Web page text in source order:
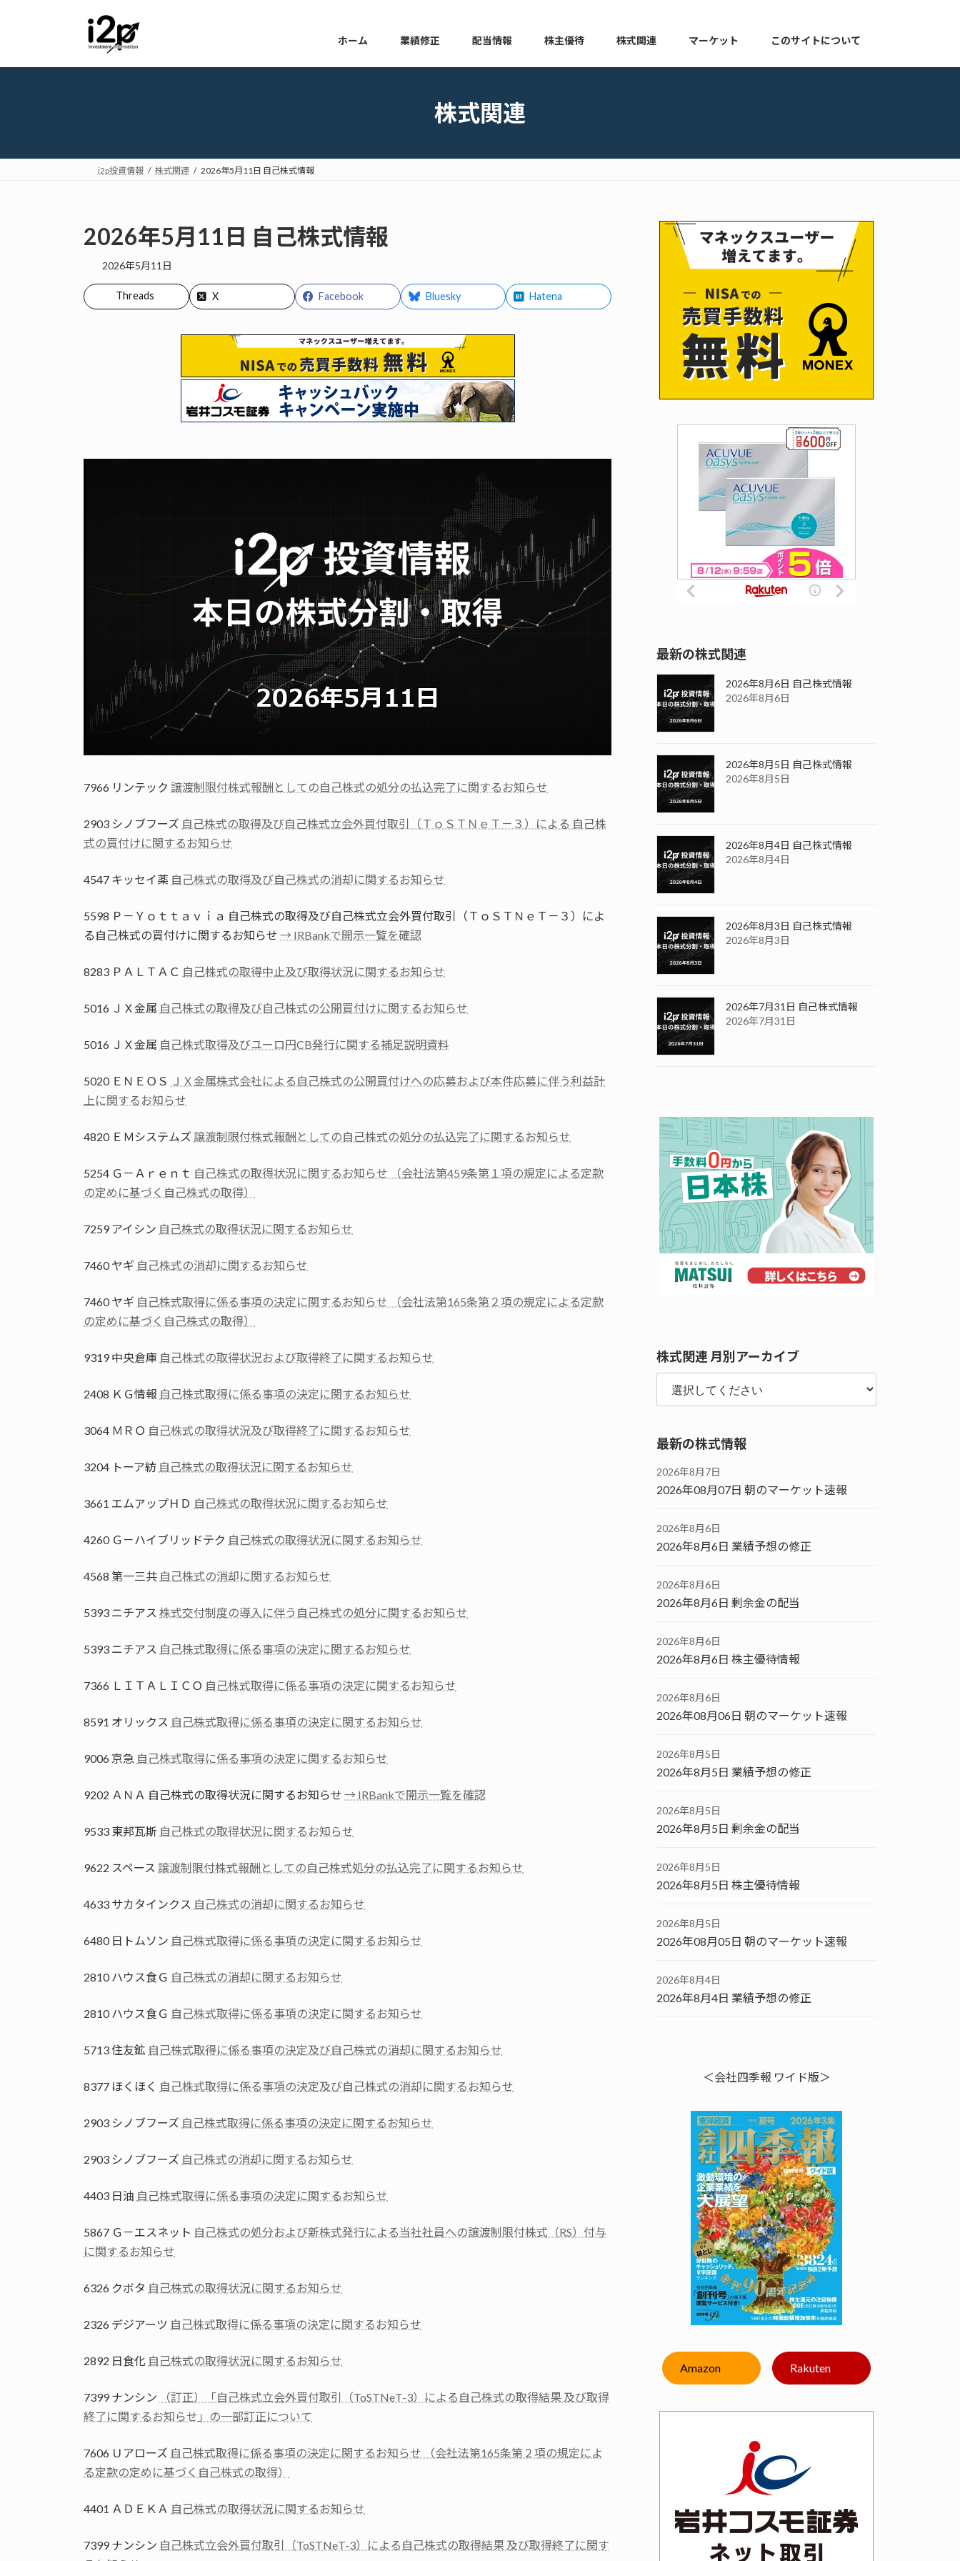
プ
動
ホーム 業績修正 配当情報 株主優待 株式関連 マーケット このサイトについて
株式関連
i2p投資情報 株式関連 2026年5月11日 自己株式情報
2026年5月11日 自己株式情報
2026年5月11日
Facebook
X Bluesky
Threads Hatena
7966 リンテック 譲渡制限付株式報酬としての自己株式の処分の払込完了に関するお知らせ
2903 シノブフーズ 自己株式の取得及び自己株式立会外買付取引（ＴｏＳＴＮｅＴ－３）による 自己株
式の買付けに関するお知らせ
4547 キッセイ薬 自己株式の取得及び自己株式の消却に関するお知らせ
5598 Ｐ－Ｙｏｔｔａｖｉａ 自己株式の取得及び自己株式立会外買付取引（ＴｏＳＴＮｅＴ－３）によ
る自己株式の買付けに関するお知らせ → IRBankで開示一覧を確認
8283 ＰＡＬＴＡＣ 自己株式の取得中止及び取得状況に関するお知らせ
5016 ＪＸ金属 自己株式の取得及び自己株式の公開買付けに関するお知らせ
5016 ＪＸ金属 自己株式取得及びユーロ円CB発行に関する補足説明資料
5020 ＥＮＥＯＳ ＪＸ金属株式会社による自己株式の公開買付けへの応募および本件応募に伴う利益計
上に関するお知らせ
4820 ＥＭシステムズ 譲渡制限付株式報酬としての自己株式の処分の払込完了に関するお知らせ
5254 Ｇ－Ａｒｅｎｔ 自己株式の取得状況に関するお知らせ （会社法第459条第１項の規定による定款
の定めに基づく自己株式の取得）
7259 アイシン 自己株式の取得状況に関するお知らせ
7460 ヤギ 自己株式の消却に関するお知らせ
7460 ヤギ 自己株式取得に係る事項の決定に関するお知らせ （会社法第165条第２項の規定による定款
の定めに基づく自己株式の取得）
9319 中央倉庫 自己株式の取得状況および取得終了に関するお知らせ
2408 ＫＧ情報 自己株式取得に係る事項の決定に関するお知らせ
3064 ＭＲＯ 自己株式の取得状況及び取得終了に関するお知らせ
3204 トーア紡 自己株式の取得状況に関するお知らせ
3661 エムアップＨＤ 自己株式の取得状況に関するお知らせ
4260 Ｇ－ハイブリッドテク 自己株式の取得状況に関するお知らせ
4568 第一三共 自己株式の消却に関するお知らせ
5393 ニチアス 株式交付制度の導入に伴う自己株式の処分に関するお知らせ
5393 ニチアス 自己株式取得に係る事項の決定に関するお知らせ
7366 ＬＩＴＡＬＩＣＯ 自己株式取得に係る事項の決定に関するお知らせ
8591 オリックス 自己株式取得に係る事項の決定に関するお知らせ
9006 京急 自己株式取得に係る事項の決定に関するお知らせ
9202 ＡＮＡ 自己株式の取得状況に関するお知らせ → IRBankで開示一覧を確認
9533 東邦瓦斯 自己株式の取得状況に関するお知らせ
9622 スペース 譲渡制限付株式報酬としての自己株式処分の払込完了に関するお知らせ
4633 サカタインクス 自己株式の消却に関するお知らせ
6480 日トムソン 自己株式取得に係る事項の決定に関するお知らせ
2810 ハウス食Ｇ 自己株式の消却に関するお知らせ
2810 ハウス食Ｇ 自己株式取得に係る事項の決定に関するお知らせ
5713 住友鉱 自己株式取得に係る事項の決定及び自己株式の消却に関するお知らせ
8377 ほくほく 自己株式取得に係る事項の決定及び自己株式の消却に関するお知らせ
2903 シノブフーズ 自己株式取得に係る事項の決定に関するお知らせ
2903 シノブフーズ 自己株式の消却に関するお知らせ
4403 日油 自己株式取得に係る事項の決定に関するお知らせ
5867 Ｇ－エスネット 自己株式の処分および新株式発行による当社社員への譲渡制限付株式（RS）付与
に関するお知らせ
6326 クボタ 自己株式の取得状況に関するお知らせ
2326 デジアーツ 自己株式取得に係る事項の決定に関するお知らせ
2892 日食化 自己株式の取得状況に関するお知らせ
7399 ナンシン
（訂正）「自己株式立会外買付取引（ToSTNeT-3）による自己株式の取得結果 及び取得
終了に関するお知らせ」の一部訂正について
7606 Ｕアローズ 自己株式取得に係る事項の決定に関するお知らせ （会社法第165条第２項の規定によ
る定款の定めに基づく自己株式の取得）
4401 ＡＤＥＫＡ 自己株式の取得状況に関するお知らせ
7399 ナンシン 自己株式立会外買付取引（ToSTNeT-3）による自己株式の取得結果 及び取得終了に関す
最新の株式関連
2026年8月6日 自己株式情報
2026年8月6日
2026年8月5日 自己株式情報
2026年8月5日
2026年8月4日 自己株式情報
2026年8月4日
2026年8月3日 自己株式情報
2026年8月3日
2026年7月31日 自己株式情報
2026年7月31日
株式関連 月別アーカイブ
最新の株式情報
2026年8月7日
2026年08月07日 朝のマーケット速報
2026年8月6日
2026年8月6日 業績予想の修正
2026年8月6日
2026年8月6日 剰余金の配当
2026年8月6日
2026年8月6日 株主優待情報
2026年8月6日
2026年08月06日 朝のマーケット速報
2026年8月5日
2026年8月5日 業績予想の修正
2026年8月5日
2026年8月5日 剰余金の配当
2026年8月5日
2026年8月5日 株主優待情報
2026年8月5日
2026年08月05日 朝のマーケット速報
2026年8月4日
2026年8月4日 業績予想の修正
＜会社四季報 ワイド版＞
Amazon Rakuten